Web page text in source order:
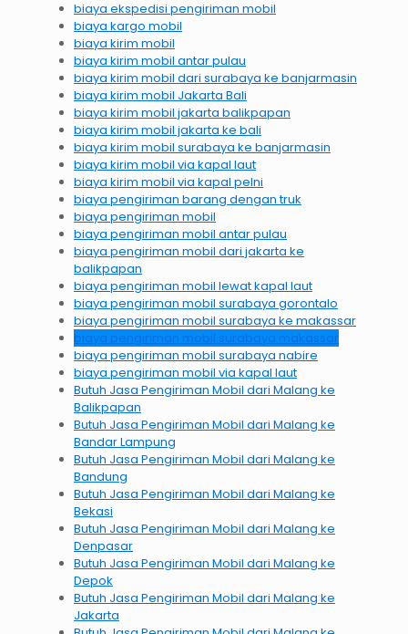
biaya ekspedisi pengiriman mobil
biaya kargo mobil
biaya kirim mobil
biaya kirim mobil antar pulau
biaya kirim mobil dari surabaya ke banjarmasin
biaya kirim mobil Jakarta Bali
biaya kirim mobil jakarta balikpapan
biaya kirim mobil jakarta ke bali
biaya kirim mobil surabaya ke banjarmasin
biaya kirim mobil via kapal laut
biaya kirim mobil via kapal pelni
biaya pengiriman barang dengan truk
biaya pengiriman mobil
biaya pengiriman mobil antar pulau
biaya pengiriman mobil dari jakarta ke
balikpapan
biaya pengiriman mobil lewat kapal laut
biaya pengiriman mobil surabaya gorontalo
biaya pengiriman mobil surabaya ke makassar
biaya pengiriman mobil surabaya makassar
biaya pengiriman mobil surabaya nabire
biaya pengiriman mobil via kapal laut
Butuh Jasa Pengiriman Mobil dari Malang ke
Balikpapan
Butuh Jasa Pengiriman Mobil dari Malang ke
Bandar Lampung
Butuh Jasa Pengiriman Mobil dari Malang ke
Bandung
Butuh Jasa Pengiriman Mobil dari Malang ke
Bekasi
Butuh Jasa Pengiriman Mobil dari Malang ke
Denpasar
Butuh Jasa Pengiriman Mobil dari Malang ke
Depok
Butuh Jasa Pengiriman Mobil dari Malang ke
Jakarta